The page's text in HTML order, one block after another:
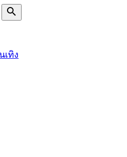

Search
ทิง